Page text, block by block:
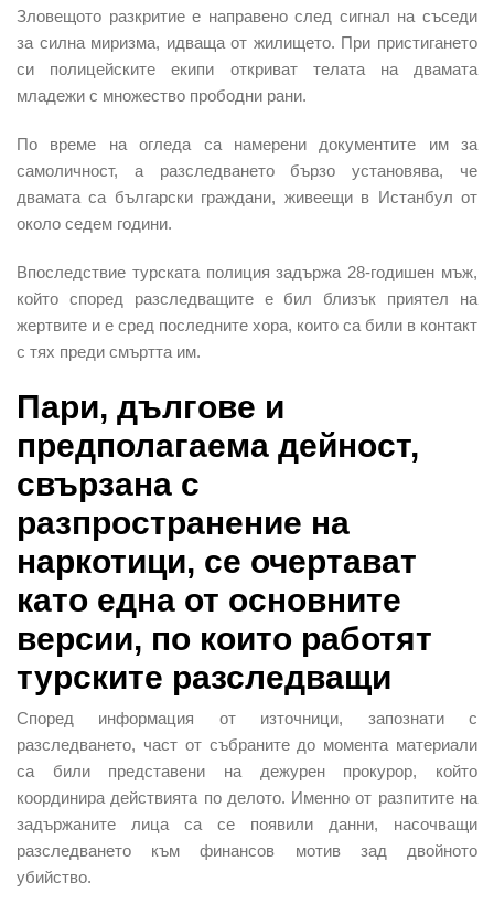
Зловещото разкритие е направено след сигнал на съседи
за силна миризма, идваща от жилището. При пристигането
си полицейските екипи откриват телата на двамата
младежи с множество прободни рани.
По време на огледа са намерени документите им за
самоличност, а разследването бързо установява, че
двамата са български граждани, живеещи в Истанбул от
около седем години.
Впоследствие турската полиция задържа 28-годишен мъж,
който според разследващите е бил близък приятел на
жертвите и е сред последните хора, които са били в контакт
с тях преди смъртта им.
Пари, дългове и
предполагаема дейност,
свързана с
разпространение на
наркотици, се очертават
като една от основните
версии, по които работят
турските разследващи
Според информация от източници, запознати с
разследването, част от събраните до момента материали
са били представени на дежурен прокурор, който
координира действията по делото. Именно от разпитите на
задържаните лица са се появили данни, насочващи
разследването към финансов мотив зад двойното
убийство.